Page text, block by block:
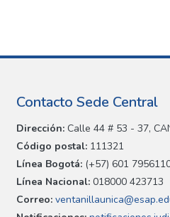
Contacto Sede Central
Dirección: Calle 44 # 53 - 37,
Código postal: 111321
Línea Bogotá: (+57) 601
Línea Nacional: 018000 423713
Correo: